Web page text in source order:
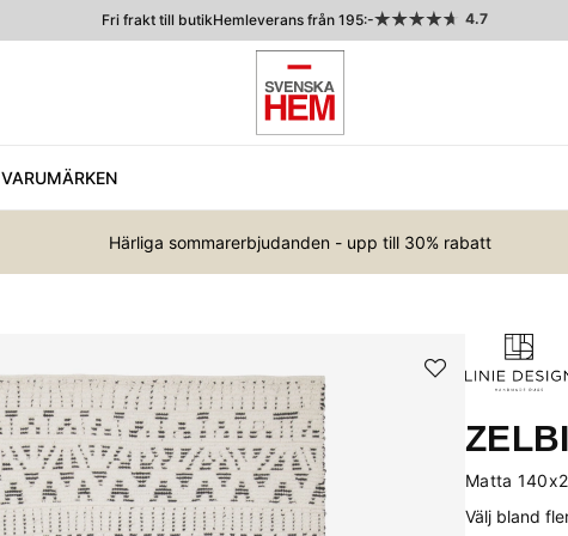
Fri frakt till butikHemleverans från 195:- 4.7
VARUMÄRKEN
Härliga sommarerbjudanden - upp till 30% rabatt
Matta
Välj bland